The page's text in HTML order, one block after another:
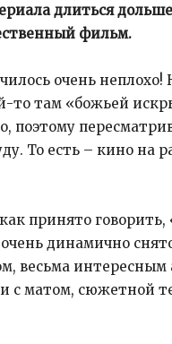
длиться
фильм.
очень неплохо!
то там «божьей
поэтому
То есть – кино на
принято говорить,
динамично
весьма интересным
с матом, сюжетной